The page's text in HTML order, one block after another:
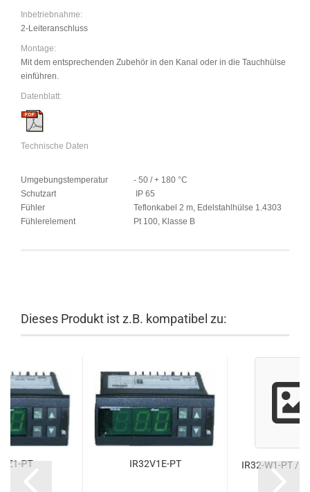
Inbetriebnahme:
2-Leiteranschluss
Montage:
Mit dem entsprechenden Zubehör in den Kanal oder in die Tauchhülse
einführen.
Datenblatt:
Technische Daten
Umgebungstemperatur
- 50 / + 180 °C
Schutzart
IP 65
Fühler
Teflonkabel 2 m, Edelstahlhülse 1.4303
Fühlerelement
Pt 100, Klasse B
Dieses Produkt ist z.B. kompatibel zu:
PT IR32V1E-PT IR32-W1-PT /